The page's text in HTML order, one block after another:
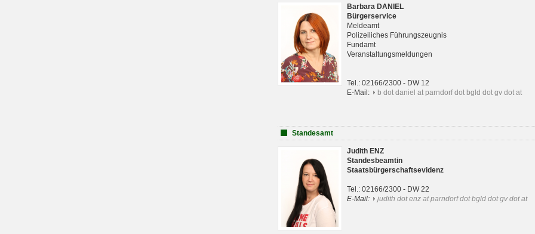
Barbara DANIEL
Bürgerservice
Meldeamt
Polizeiliches Führungszeugnis
Fundamt
Veranstaltungsmeldungen
Tel.: 02166/2300 - DW 12
E-Mail:
b dot daniel at parndorf dot bgld dot gv dot at
Standesamt
Judith ENZ
Standesbeamtin
Staatsbürgerschaftsevidenz
Tel.: 02166/2300 - DW 22
E-Mail:
judith dot enz at parndorf dot bgld dot gv dot at